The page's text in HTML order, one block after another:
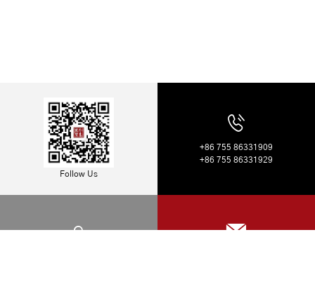
Follow Us
+86 755 86331909
+86 755 86331929